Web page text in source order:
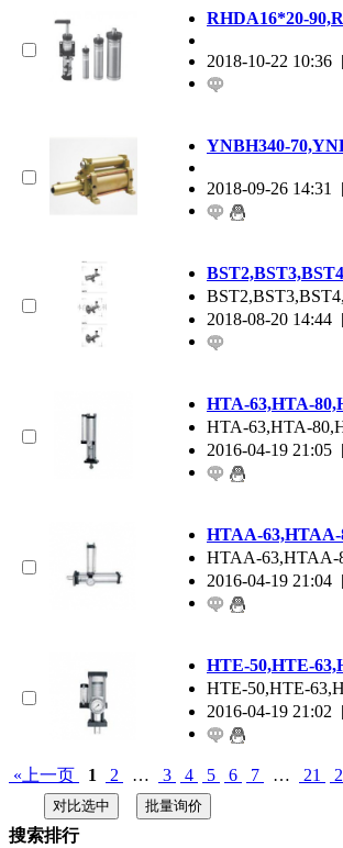
RHDA16*20-
2018-10-22 10:36
YNBH340-
2018-09-26 14:31
2018-08-20 14:44
HTA-63,HTA-
HTA-63,HTA-
2016-04-19 21:05
HTAA-63,HTAA-
HTAA-63,HTAA-
2016-04-19 21:04
HTE-50,HTE-
HTE-50,HTE-
2016-04-19 21:02
«上一页 1 2 … 3 4 5 6 7 … 21
搜索排行